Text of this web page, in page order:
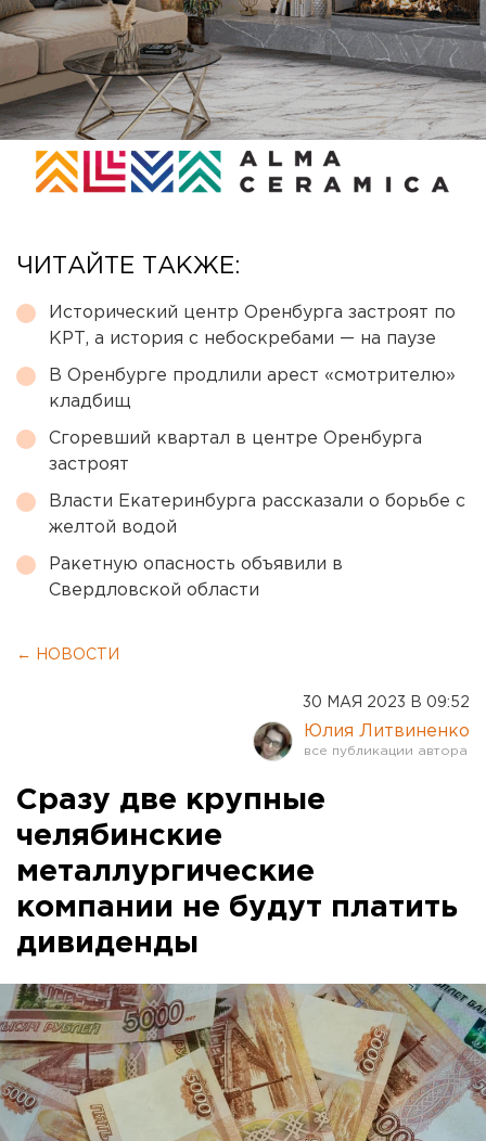
ЧИТАЙТЕ ТАКЖЕ:
Исторический центр Оренбурга застроят по
КРТ, а история с небоскребами — на паузе
В Оренбурге продлили арест «смотрителю»
кладбищ
Сгоревший квартал в центре Оренбурга
застроят
Власти Екатеринбурга рассказали о борьбе с
желтой водой
Ракетную опасность объявили в
Свердловской области
← НОВОСТИ
30 МАЯ 2023 В 09:52
Юлия Литвиненко
Сразу две крупные
челябинские
металлургические
компании не будут платить
дивиденды